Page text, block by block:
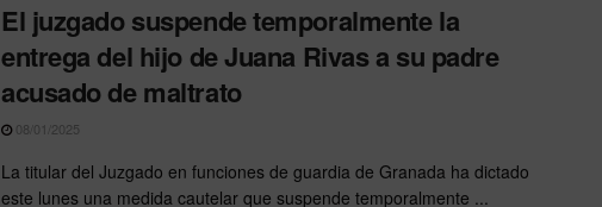
El juzgado suspende temporalmente la
entrega del hijo de Juana Rivas a su padre
acusado de maltrato
08/01/2025
La titular del Juzgado en funciones de guardia de Granada ha dictado
este lunes una medida cautelar que suspende temporalmente ...